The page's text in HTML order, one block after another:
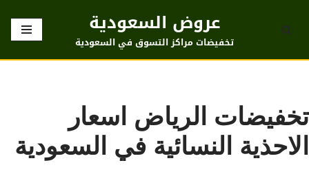
تخطى
عروض السعودية
تخفيضات مراكز التسوق في السعودية
تخفيضات الرياض اسعار
الاحذية النسائية في السعودية